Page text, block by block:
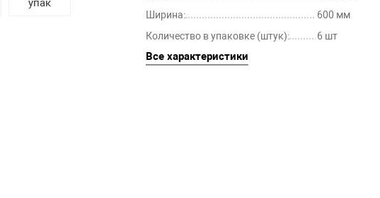
Ширина:
600 мм
Количество в упаковке (штук):
6 шт
Все характеристики